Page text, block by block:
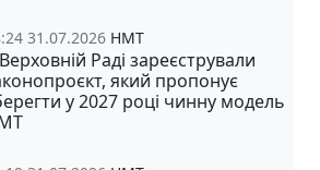
31.07.2026 НМТ
Раді зареєстрували
який пропонує
у 2027 році чинну модель